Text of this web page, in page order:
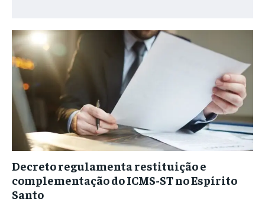
Decreto regulamenta restituição e
complementação do ICMS-ST no Espírito
Santo